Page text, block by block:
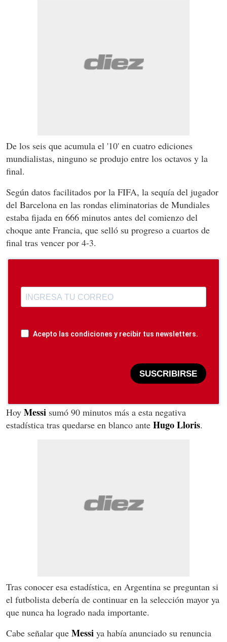
De los seis que acumula el '10' en cuatro ediciones
mundialistas, ninguno se produjo entre los octavos y la
final.
Según datos facilitados por la FIFA, la sequía del jugador
del Barcelona en las rondas eliminatorias de Mundiales
estaba fijada en 666 minutos antes del comienzo del
choque ante Francia, que selló su progreso a cuartos de
final tras vencer por 4-3.
Acepto las condiciones y recibir tus newsletters.
SUSCRIBIRSE
Hoy Messi sumó 90 minutos más a esta negativa
estadística tras quedarse en blanco ante Hugo Lloris.
Tras conocer esa estadística, en Argentina se preguntan si
el futbolista debería de continuar en la selección mayor ya
que nunca ha logrado nada importante.
Cabe señalar que Messi ya había anunciado su renuncia